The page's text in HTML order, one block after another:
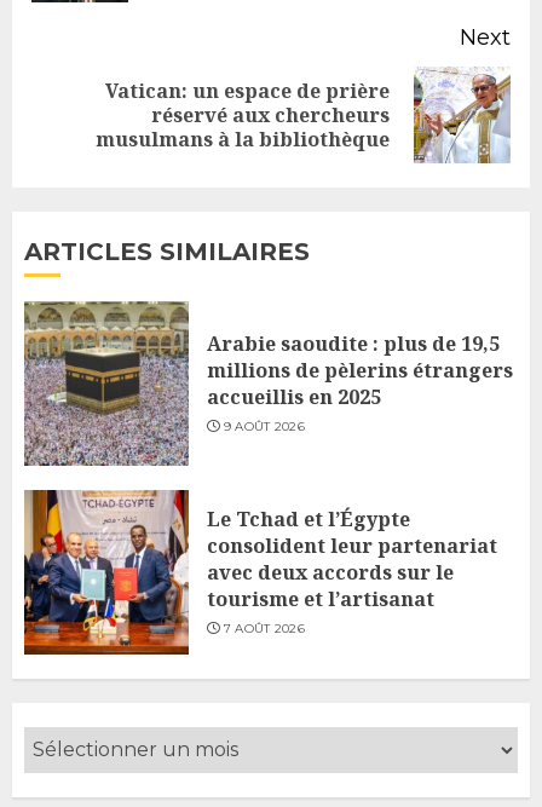
Next
Vatican: un espace de prière
réservé aux chercheurs
musulmans à la bibliothèque
ARTICLES SIMILAIRES
Arabie saoudite : plus de 19,5
millions de pèlerins étrangers
accueillis en 2025
9 AOÛT 2026
Le Tchad et l’Égypte
consolident leur partenariat
avec deux accords sur le
tourisme et l’artisanat
7 AOÛT 2026